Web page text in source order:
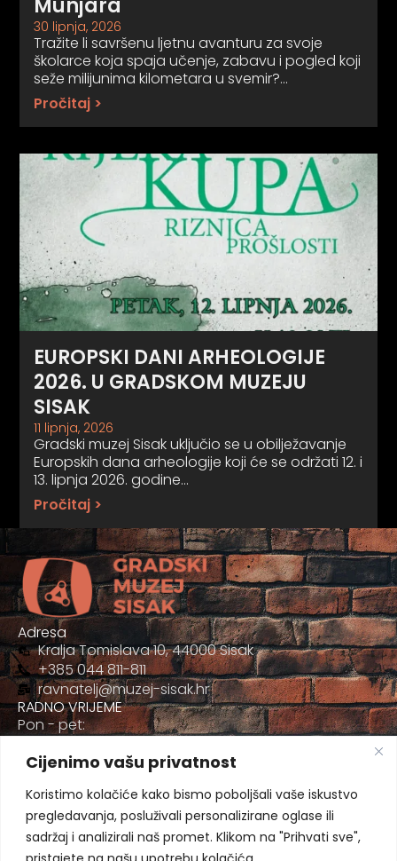
Cijenimo vašu privatnost
Koristimo kolačiće kako bismo poboljšali vaše iskustvo
pregledavanja, posluživali personalizirane oglase ili
sadržaj i analizirali naš promet. Klikom na "Prihvati sve",
Munjara
30 lipnja, 2026
Tražite li savršenu ljetnu avanturu za svoje
školarce koja spaja učenje, zabavu i pogled koji
seže milijunima kilometara u svemir?…
Pročitaj >
EUROPSKI DANI ARHEOLOGIJE
2026. U GRADSKOM MUZEJU
SISAK
11 lipnja, 2026
Gradski muzej Sisak uključio se u obilježavanje
Europskih dana arheologije koji će se održati 12. i
13. lipnja 2026. godine…
Pročitaj >
Adresa
Kralja Tomislava 10, 44000 Sisak
+385 044 811-811
ravnatelj@muzej-sisak.hr
RADNO VRIJEME
Pon - pet:
Sub